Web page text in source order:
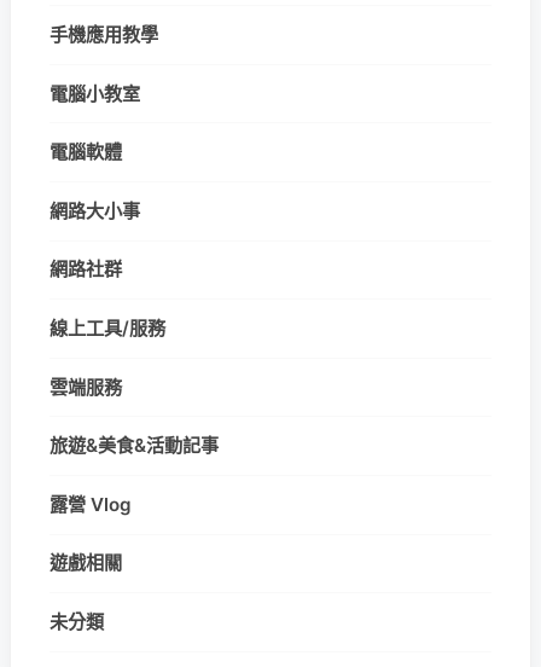
手機應用教學
電腦小教室
電腦軟體
網路大小事
網路社群
線上工具/服務
雲端服務
旅遊&美食&活動記事
露營 Vlog
遊戲相關
未分類